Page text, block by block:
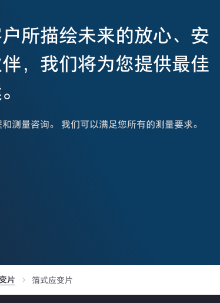
所描绘未来的放心、安
，我们将为您提供最佳
测量咨询。 我们可以满足您所有的测量要求。
片 箔式应变片